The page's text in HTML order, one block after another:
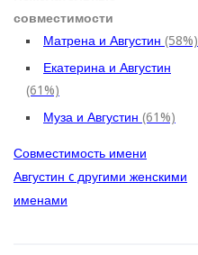
совместимости
Матрена и Августин (58%)
Екатерина и Августин
(61%)
Муза и Августин (61%)
Совместимость имени
Августин c другими женскими
именами